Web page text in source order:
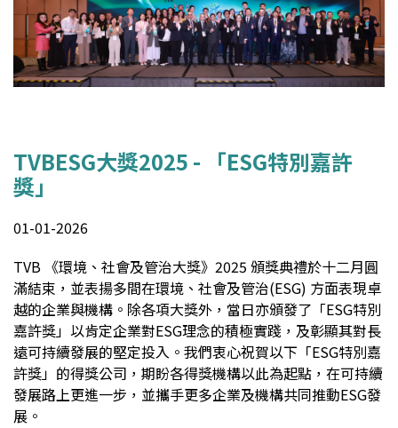
TVBESG大獎2025 - 「ESG特別嘉許
獎」
01-01-2026
TVB 《環境、社會及管治大獎》2025 頒獎典禮於十二月圓
滿結束，並表揚多間在環境、社會及管治(ESG) 方面表現卓
越的企業與機構。除各項大獎外，當日亦頒發了「ESG特別
嘉許獎」以肯定企業對ESG理念的積極實踐，及彰顯其對長
遠可持續發展的堅定投入。我們衷心祝賀以下「ESG特別嘉
許獎」的得獎公司，期盼各得獎機構以此為起點，在可持續
發展路上更進一步，並攜手更多企業及機構共同推動ESG發
展。